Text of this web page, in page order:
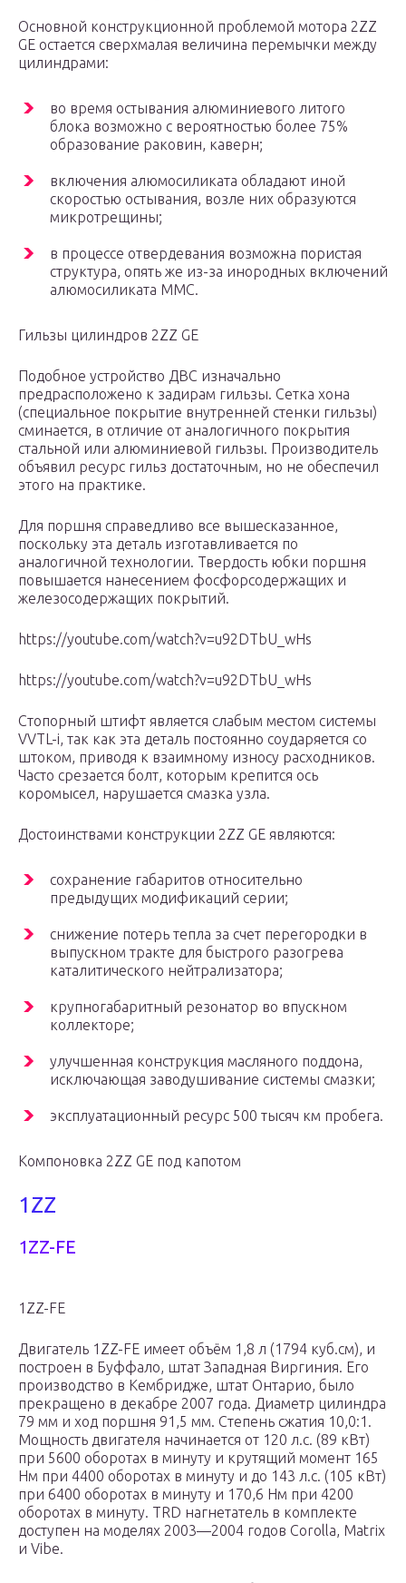
Основной конструкционной проблемой мотора 2ZZ
GE остается сверхмалая величина перемычки между
цилиндрами:
во время остывания алюминиевого литого
блока возможно с вероятностью более 75%
образование раковин, каверн;
включения алюмосиликата обладают иной
скоростью остывания, возле них образуются
микротрещины;
в процессе отвердевания возможна пористая
структура, опять же из-за инородных включений
алюмосиликата ММС.
Гильзы цилиндров 2ZZ GE
Подобное устройство ДВС изначально
предрасположено к задирам гильзы. Сетка хона
(специальное покрытие внутренней стенки гильзы)
сминается, в отличие от аналогичного покрытия
стальной или алюминиевой гильзы. Производитель
объявил ресурс гильз достаточным, но не обеспечил
этого на практике.
Для поршня справедливо все вышесказанное,
поскольку эта деталь изготавливается по
аналогичной технологии. Твердость юбки поршня
повышается нанесением фосфорсодержащих и
железосодержащих покрытий.
https://youtube.com/watch?v=u92DTbU_wHs
https://youtube.com/watch?v=u92DTbU_wHs
Стопорный штифт является слабым местом системы
VVTL-i, так как эта деталь постоянно соударяется со
штоком, приводя к взаимному износу расходников.
Часто срезается болт, которым крепится ось
коромысел, нарушается смазка узла.
Достоинствами конструкции 2ZZ GE являются:
сохранение габаритов относительно
предыдущих модификаций серии;
снижение потерь тепла за счет перегородки в
выпускном тракте для быстрого разогрева
каталитического нейтрализатора;
крупногабаритный резонатор во впускном
коллекторе;
улучшенная конструкция масляного поддона,
исключающая заводушивание системы смазки;
эксплуатационный ресурс 500 тысяч км пробега.
Компоновка 2ZZ GE под капотом
1ZZ
1ZZ-FE
1ZZ-FE
Двигатель 1ZZ-FE имеет объём 1,8 л (1794 куб.см), и
построен в Буффало, штат Западная Виргиния. Его
производство в Кембридже, штат Онтарио, было
прекращено в декабре 2007 года. Диаметр цилиндра
79 мм и ход поршня 91,5 мм. Степень сжатия 10,0:1.
Мощность двигателя начинается от 120 л.с. (89 кВт)
при 5600 оборотах в минуту и крутящий момент 165
Нм при 4400 оборотах в минуту и до 143 л.с. (105 кВт)
при 6400 оборотах в минуту и 170,6 Нм при 4200
оборотах в минуту. TRD нагнетатель в комплекте
доступен на моделях 2003—2004 годов Corolla, Matrix
и Vibe.